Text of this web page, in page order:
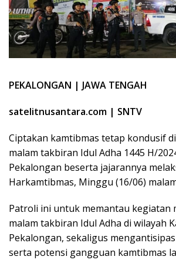
PEKALONGAN | JAWA TENGAH
satelitnusantara.com | SNTV
Ciptakan kamtibmas tetap kondusif
malam takbiran Idul Adha 1445 H/
Pekalongan beserta jajarannya
Harkamtibmas, Minggu (16/06)
Patroli ini untuk memantau kegiatan
malam takbiran Idul Adha di wilayah
Pekalongan, sekaligus
serta potensi gangguan kamtibmas